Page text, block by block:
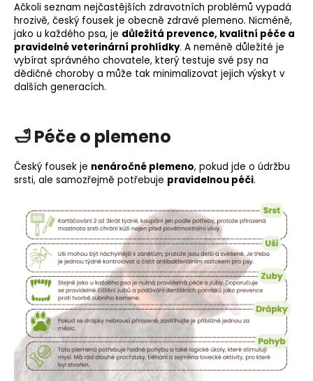
Ačkoli seznam nejčastějších zdravotních problémů vypadá
hrozivě, český fousek je obecně zdravé plemeno. Nicméně,
jako u každého psa, je důležitá prevence, kvalitní péče a
pravidelné veterinární prohlídky. A neméně důležité je
vybírat správného chovatele, který testuje své psy na
dědičné choroby a může tak minimalizovat jejich výskyt v
dalších generacích.
🛁 Péče o plemeno
Český fousek je nenáročné plemeno, pokud jde o údržbu
srsti, ale samozřejmě potřebuje pravidelnou péči.